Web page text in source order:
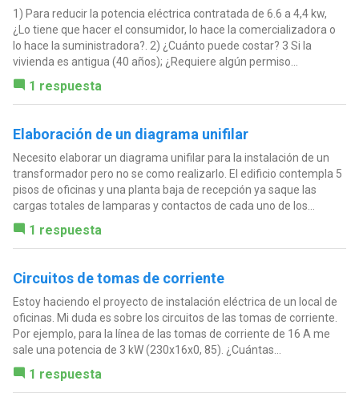
1) Para reducir la potencia eléctrica contratada de 6.6 a 4,4 kw,
¿Lo tiene que hacer el consumidor, lo hace la comercializadora o
lo hace la suministradora?. 2) ¿Cuánto puede costar? 3 Si la
vivienda es antigua (40 años); ¿Requiere algún permiso...
1 respuesta
Elaboración de un diagrama unifilar
Necesito elaborar un diagrama unifilar para la instalación de un
transformador pero no se como realizarlo. El edificio contempla 5
pisos de oficinas y una planta baja de recepción ya saque las
cargas totales de lamparas y contactos de cada uno de los...
1 respuesta
Circuitos de tomas de corriente
Estoy haciendo el proyecto de instalación eléctrica de un local de
oficinas. Mi duda es sobre los circuitos de las tomas de corriente.
Por ejemplo, para la línea de las tomas de corriente de 16 A me
sale una potencia de 3 kW (230x16x0, 85). ¿Cuántas...
1 respuesta